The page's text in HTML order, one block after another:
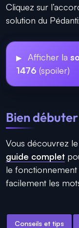
Cliquez sur
solution du
Afficher la
1476 (spoiler)
Bien
Vous découvrez
guide complet
le fonctionnement
facilement les
Conseils et tips